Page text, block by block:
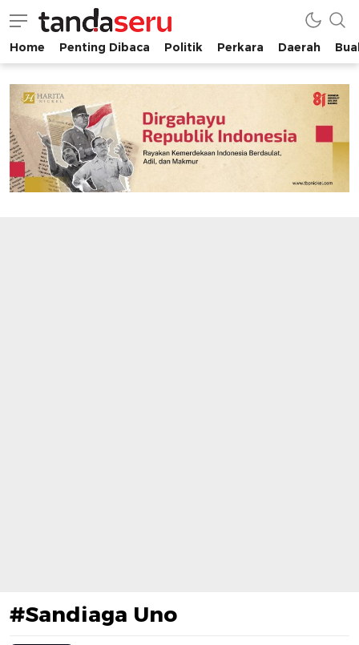
tandaseru.com | Penting Dibaca
tandaseru.com
Home Penting Dibaca Politik Perkara Daerah
#Sandiaga Uno